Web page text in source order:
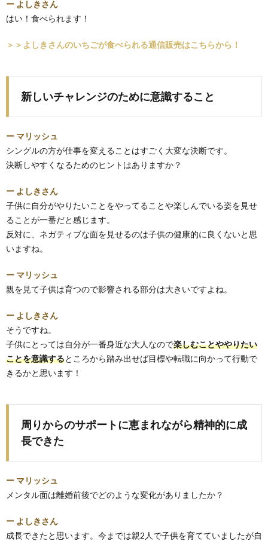
ー よしきさん
はい！食べられます！
＞＞よしきさんのいちごが食べられる通信販売はこちらから！
新しいチャレンジのために意識すること
ー マリッシュ
シングルの方が仕事を変えることはすごく大変な決断です。
決断しやすくなるためのヒントはありますか？
ー よしきさん
子供に自分がやりたいことをやってることや楽しんでいる姿を見せ
ることが一番だと感じます。
反対に、ネガティブな面を見せるのは子供の健康的に良くないと思
いますね。
ー マリッシュ
親を見て子供は育つので影響される部分は大きいですよね。
ー よしきさん
そうですね。
子供にとっては自分が一番身近な大人なので楽しむことややりたい
ことを意識するところから踏み出せば目標や転職に向かって行動で
きるかと思います！
周りからのサポートに恵まれながら精神的に成
長できた
ー マリッシュ
メンタル面は離婚前後でどのような変化がありましたか？
ー よしきさん
成長できたと思います。今までは親2人で子供を育てていましたが自